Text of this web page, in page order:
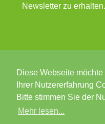
Diese Webseite
Ihrer Nutzererfahrung
Bitte stimmen Sie der
Mehr lesen...
Newsletter zu erhalten.
© 2026 BEWO-
Wiener Straße 180, 8051